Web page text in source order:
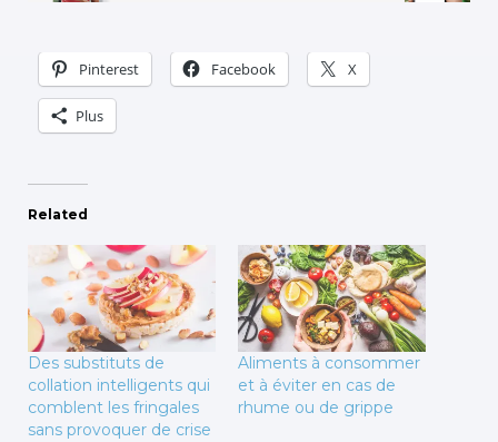
Pinterest Facebook X
Plus
Related
Des substituts de
collation intelligents qui
comblent les fringales
sans provoquer de crise
Aliments à consommer
et à éviter en cas de
rhume ou de grippe